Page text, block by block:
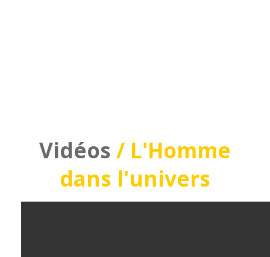
Vidéos / L'Homme
dans l'univers